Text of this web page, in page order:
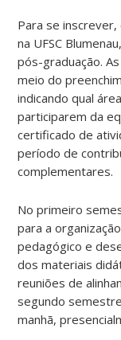
Para se
na UFSC
pós-graduação.
meio do
indicando qual
participarem da
certificado de
período de
complementares.
No primeiro
para a
pedagógico e
dos materiais
reuniões de
segundo
manhã,